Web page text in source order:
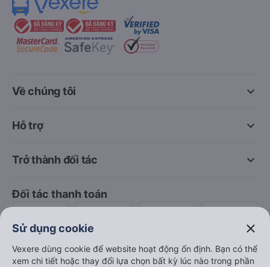
keyboard_arrow_down
Về chúng tôi
keyboard_arrow_down
Hỗ trợ
keyboard_arrow_down
Trở thành đối tác
Đối tác thanh toán
Sử dụng cookie close
Vexere dùng cookie để website hoạt động ổn định. Bạn có thể
xem chi tiết hoặc thay đổi lựa chọn bất kỳ lúc nào trong phần